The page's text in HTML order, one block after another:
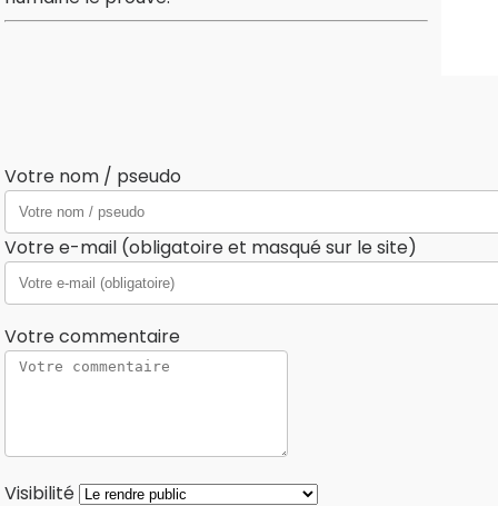
Votre nom / pseudo
Votre e-mail (obligatoire et masqué sur le site)
Votre commentaire
Visibilité